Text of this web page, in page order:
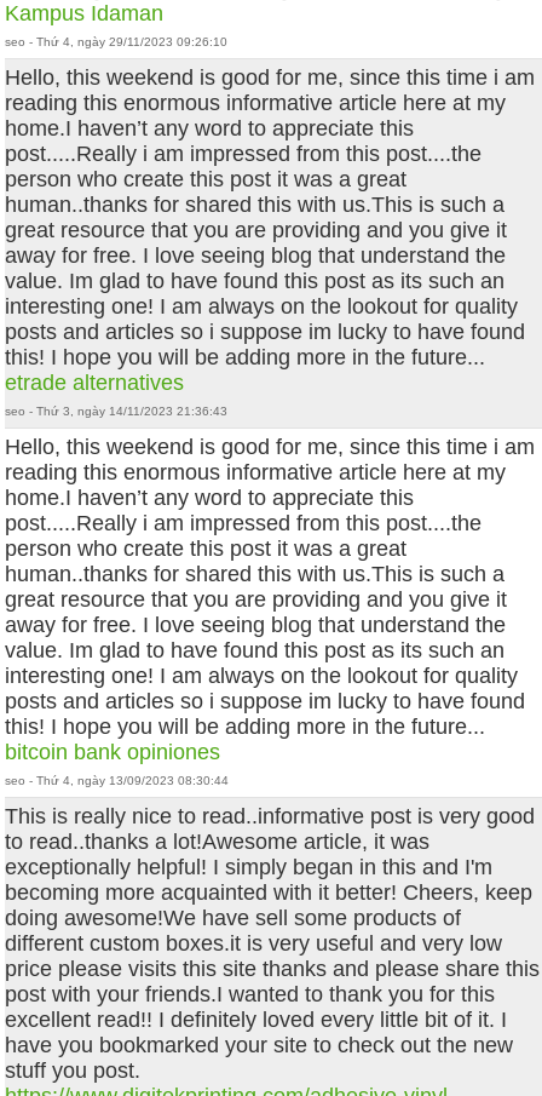
Kampus Idaman
seo - Thứ 4, ngày 29/11/2023 09:26:10
Hello, this weekend is good for me, since this time i am
reading this enormous informative article here at my
home.I haven’t any word to appreciate this
post.....Really i am impressed from this post....the
person who create this post it was a great
human..thanks for shared this with us.This is such a
great resource that you are providing and you give it
away for free. I love seeing blog that understand the
value. Im glad to have found this post as its such an
interesting one! I am always on the lookout for quality
posts and articles so i suppose im lucky to have found
this! I hope you will be adding more in the future...
etrade alternatives
seo - Thứ 3, ngày 14/11/2023 21:36:43
Hello, this weekend is good for me, since this time i am
reading this enormous informative article here at my
home.I haven’t any word to appreciate this
post.....Really i am impressed from this post....the
person who create this post it was a great
human..thanks for shared this with us.This is such a
great resource that you are providing and you give it
away for free. I love seeing blog that understand the
value. Im glad to have found this post as its such an
interesting one! I am always on the lookout for quality
posts and articles so i suppose im lucky to have found
this! I hope you will be adding more in the future...
bitcoin bank opiniones
seo - Thứ 4, ngày 13/09/2023 08:30:44
This is really nice to read..informative post is very good
to read..thanks a lot!Awesome article, it was
exceptionally helpful! I simply began in this and I'm
becoming more acquainted with it better! Cheers, keep
doing awesome!We have sell some products of
different custom boxes.it is very useful and very low
price please visits this site thanks and please share this
post with your friends.I wanted to thank you for this
excellent read!! I definitely loved every little bit of it. I
have you bookmarked your site to check out the new
stuff you post.